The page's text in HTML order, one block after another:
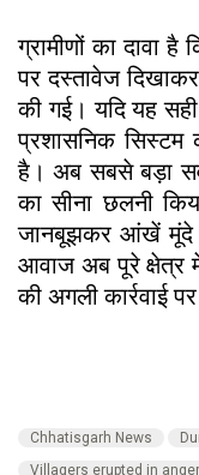
ग्रामीणों का दावा
पर दस्तावेज
की गई। यदि यह
प्रशासनिक सिस्टम
है। अब सबसे बड़ा
का सीना छलनी
जानबूझकर आंखें मूंदे
आवाज अब पूरे क्षेत्र
की अगली कार्रवाई
Chhatisgarh News
Villagers erupted in anger